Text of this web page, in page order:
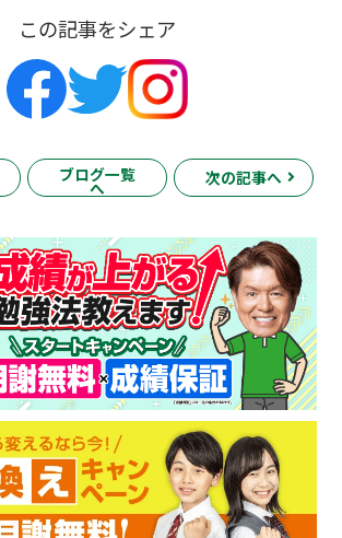
この記事をシェア
ブログ一覧
へ
次の記事へ